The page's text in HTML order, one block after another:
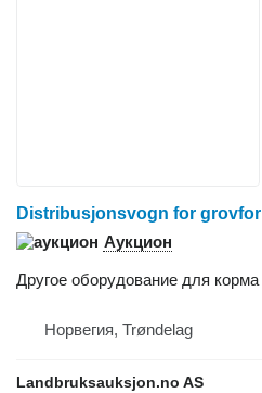
Distribusjonsvogn for grovfor
Аукцион
Другое оборудование для корма
Норвегия, Trøndelag
Landbruksauksjon.no AS